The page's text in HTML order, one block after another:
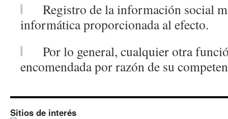
Registro de la información social
informática proporcionada al efecto.
Por lo general, cualquier otra
encomendada por razón de su
Sitios de interés